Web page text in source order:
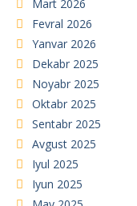
Mart 2026
Fevral 2026
Yanvar 2026
Dekabr 2025
Noyabr 2025
Oktabr 2025
Sentabr 2025
Avgust 2025
Iyul 2025
Iyun 2025